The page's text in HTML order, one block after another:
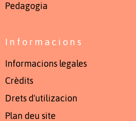
Pedagogia
Informacions
Informacions legales
Crèdits
Drets d'utilizacion
Plan deu site